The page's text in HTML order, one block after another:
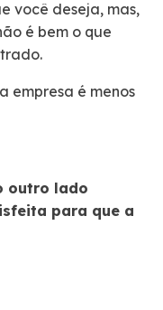
você deseja, mas,
é bem o que
empresa é menos
outro lado
para que a